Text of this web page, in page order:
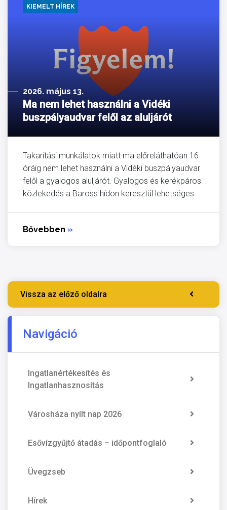
KIEMELT HÍREK
2026. május 13.
Ma nem lehet használni a Vidéki
buszpályaudvar felől az aluljárót
Takarítási munkálatok miatt ma előreláthatóan 16
óráig nem lehet használni a Vidéki buszpályaudvar
felől a gyalogos aluljárót. Gyalogos és kerékpáros
közlekedés a Baross hídon keresztül lehetséges.
Bővebben »
Vissza az előző oldalra
Navigáció
Ingatlanértékesítés és
Ingatlanhasznosítás
Városháza nyílt nap 2026
Esővízgyűjtő átadás – időpontfoglaló
Üvegzseb
Hírek